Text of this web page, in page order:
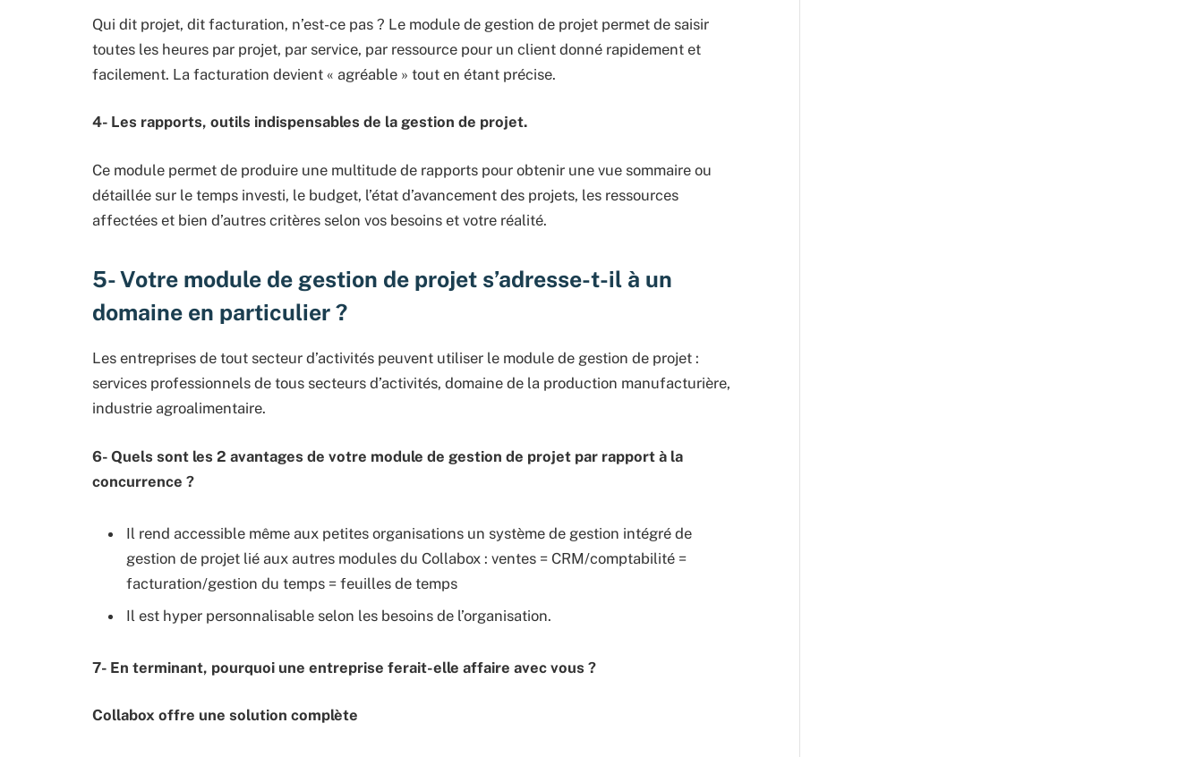
Qui dit projet, dit facturation, n’est-ce pas ? Le module de gestion de projet permet de saisir
toutes les heures par projet, par service, par ressource pour un client donné rapidement et
facilement. La facturation devient « agréable » tout en étant précise.
4- Les rapports, outils indispensables de la gestion de projet.
Ce module permet de produire une multitude de rapports pour obtenir une vue sommaire ou
détaillée sur le temps investi, le budget, l’état d’avancement des projets, les ressources
affectées et bien d’autres critères selon vos besoins et votre réalité.
5- Votre module de gestion de projet s’adresse-t-il à un
domaine en particulier ?
Les entreprises de tout secteur d’activités peuvent utiliser le module de gestion de projet :
services professionnels de tous secteurs d’activités, domaine de la production manufacturière,
industrie agroalimentaire.
6- Quels sont les 2 avantages de votre module de gestion de projet par rapport à la
concurrence ?
Il rend accessible même aux petites organisations un système de gestion intégré de
gestion de projet lié aux autres modules du Collabox : ventes = CRM/comptabilité =
facturation/gestion du temps = feuilles de temps
Il est hyper personnalisable selon les besoins de l’organisation.
7- En terminant, pourquoi une entreprise ferait-elle affaire avec vous ?
Collabox offre une solution complète